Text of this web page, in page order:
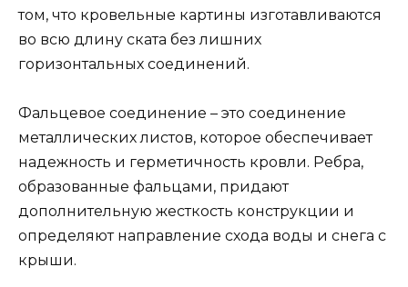
том, что кровельные картины изготавливаются
во всю длину ската без лишних
горизонтальных соединений.
Фальцевое соединение – это соединение
металлических листов, которое обеспечивает
надежность и герметичность кровли. Ребра,
образованные фальцами, придают
дополнительную жесткость конструкции и
определяют направление схода воды и снега с
крыши.